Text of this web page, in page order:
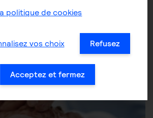
vieillissement Autres pathologies
politique de cookies
vos choix Refusez
Acceptez et fermez